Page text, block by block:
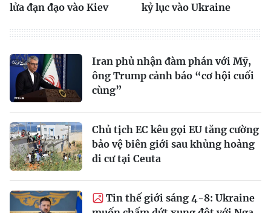
lửa đạn đạo vào Kiev
kỷ lục vào Ukraine
Iran phủ nhận đàm phán với Mỹ,
ông Trump cảnh báo “cơ hội cuối
cùng”
Chủ tịch EC kêu gọi EU tăng cường
bảo vệ biên giới sau khủng hoảng
di cư tại Ceuta
Tin thế giới sáng 4-8: Ukraine